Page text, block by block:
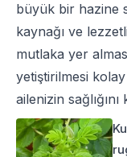
büyük bir hazine
kaynağı ve
mutlaka yer
yetiştirilmesi
ailenizin